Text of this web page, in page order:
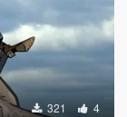
321 4